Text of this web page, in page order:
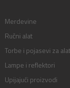
Merdevine
Ručni alat
Torbe i pojasevi za alat
Lampe i reflektori
Upijajući proizvodi